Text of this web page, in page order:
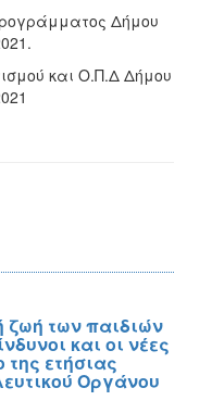
Δήμου
και Ο.Π.Δ Δήμου
των παιδιών
και οι νέες
της ετήσιας
Οργάνου